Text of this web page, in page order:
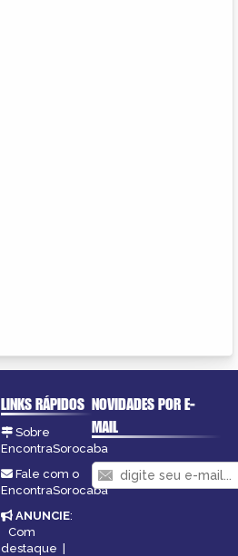
LINKS RÁPIDOS
Sobre
EncontraSorocaba
Fale com o
EncontraSorocaba
ANUNCIE:
Com
destaque |
NOVIDADES POR E-
MAIL